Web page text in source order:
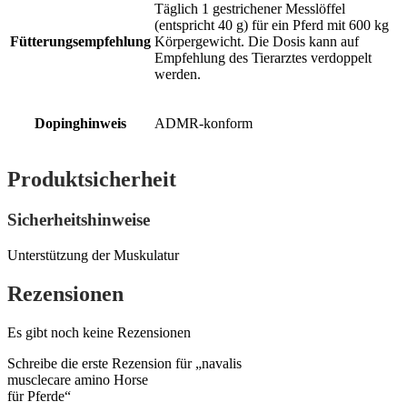
Fütterungsempfehlung
Täglich 1 gestrichener Messlöffel
(entspricht 40 g) für ein Pferd mit 600 kg
Körpergewicht. Die Dosis kann auf
Empfehlung des Tierarztes verdoppelt
werden.
Dopinghinweis ADMR-konform
Produktsicherheit
Sicherheitshinweise
Unterstützung der Muskulatur
Rezensionen
Es gibt noch keine Rezensionen
Schreibe die erste Rezension für „navalis
musclecare amino Horse
für Pferde“